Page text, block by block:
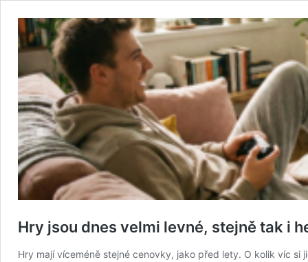
Hry jsou dnes velmi levné, stejně tak i
Hry mají víceméně stejné cenovky, jako před lety. O kolik víc si